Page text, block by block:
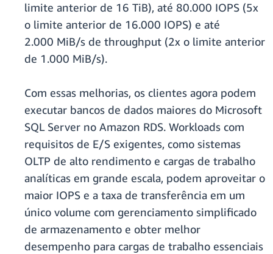
limite anterior de 16 TiB), até 80.000 IOPS (5x
o limite anterior de 16.000 IOPS) e até
2.000 MiB/s de throughput (2x o limite anterior
de 1.000 MiB/s).
Com essas melhorias, os clientes agora podem
executar bancos de dados maiores do Microsoft
SQL Server no Amazon RDS. Workloads com
requisitos de E/S exigentes, como sistemas
OLTP de alto rendimento e cargas de trabalho
analíticas em grande escala, podem aproveitar o
maior IOPS e a taxa de transferência em um
único volume com gerenciamento simplificado
de armazenamento e obter melhor
desempenho para cargas de trabalho essenciais